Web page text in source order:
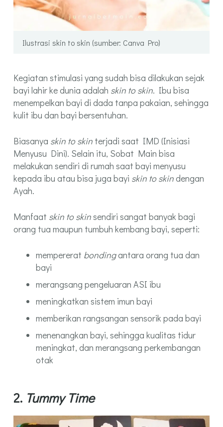
Ilustrasi skin to skin (sumber: Canva Pro)
Kegiatan stimulasi yang sudah bisa dilakukan sejak
bayi lahir ke dunia adalah skin to skin. Ibu bisa
menempelkan bayi di dada tanpa pakaian, sehingga
kulit ibu dan bayi bersentuhan.
Biasanya skin to skin terjadi saat IMD (Inisiasi
Menyusu Dini). Selain itu, Sobat Main bisa
melakukan sendiri di rumah saat bayi menyusu
kepada ibu atau bisa juga bayi skin to skindengan
Ayah.
Manfaat skin to skinsendiri sangat banyak bagi
orang tua maupun tumbuh kembang bayi, seperti:
mempererat bondingantara orang tua dan
bayi
merangsang pengeluaran ASI ibu
meningkatkan sistem imun bayi
memberikan rangsangan sensorik pada bayi
menenangkan bayi, sehingga kualitas tidur
meningkat, dan merangsang perkembangan
otak
2. Tummy Time